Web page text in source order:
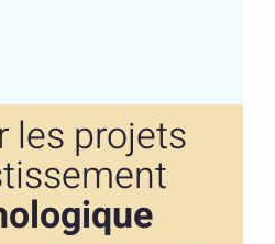
les projets